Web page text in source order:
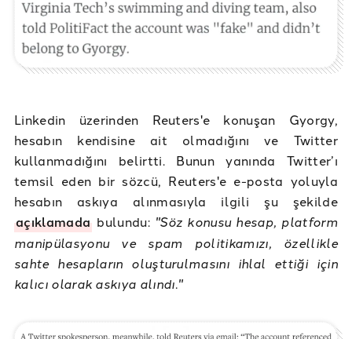
Linkedin üzerinden Reuters'e konuşan Gyorgy,
hesabın kendisine ait olmadığını ve Twitter
kullanmadığını belirtti. Bunun yanında Twitter’ı
temsil eden bir sözcü, Reuters'e e-posta yoluyla
hesabın askıya alınmasıyla ilgili şu şekilde
açıklamada bulundu: "Söz konusu hesap, platform
manipülasyonu ve spam politikamızı, özellikle
sahte hesapların oluşturulmasını ihlal ettiği için
kalıcı olarak askıya alındı."